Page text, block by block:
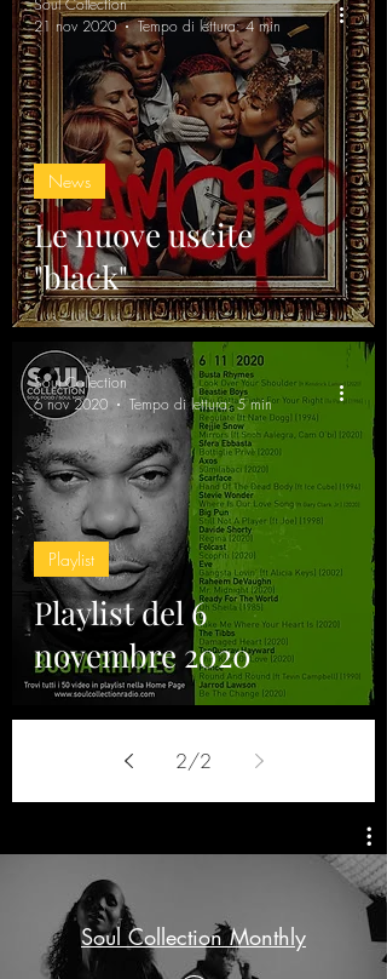
Le nuove uscite
"black"
News
Soul Collection
21 nov 2020
Tempo di lettura: 4 min
Playlist del 6
novembre 2020
Playlist
Soul Collection
6 nov 2020
Tempo di lettura: 5 min
2/2
Soul Collection Monthly